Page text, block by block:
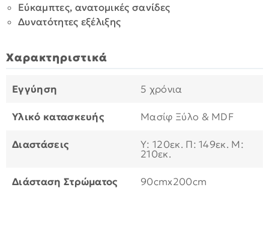
Εύκαμπτες, ανατομικές σανίδες
Δυνατότητες εξέλιξης
Χαρακτηριστικά
Εγγύηση 5 χρόνια
Υλικό κατασκευής Μασίφ Ξύλο & MDF
Διαστάσεις Υ: 120εκ. Π: 149εκ. Μ:
210εκ.
Διάσταση Στρώματος 90cmx200cm